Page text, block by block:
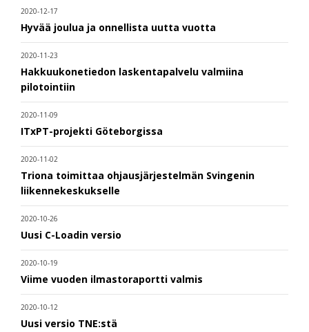
2020-12-17
Hyvää joulua ja onnellista uutta vuotta
2020-11-23
Hakkuukonetiedon laskentapalvelu valmiina
pilotointiin
2020-11-09
ITxPT-projekti Göteborgissa
2020-11-02
Triona toimittaa ohjausjärjestelmän Svingenin
liikennekeskukselle
2020-10-26
Uusi C-Loadin versio
2020-10-19
Viime vuoden ilmastoraportti valmis
2020-10-12
Uusi versio TNE:stä